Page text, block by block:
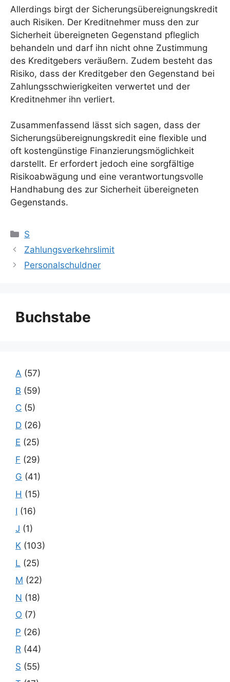
Allerdings birgt der Sicherungsübereignungskredit
auch Risiken. Der Kreditnehmer muss den zur
Sicherheit übereigneten Gegenstand pfleglich
behandeln und darf ihn nicht ohne Zustimmung
des Kreditgebers veräußern. Zudem besteht das
Risiko, dass der Kreditgeber den Gegenstand bei
Zahlungsschwierigkeiten verwertet und der
Kreditnehmer ihn verliert.
Zusammenfassend lässt sich sagen, dass der
Sicherungsübereignungskredit eine flexible und
oft kostengünstige Finanzierungsmöglichkeit
darstellt. Er erfordert jedoch eine sorgfältige
Risikoabwägung und eine verantwortungsvolle
Handhabung des zur Sicherheit übereigneten
Gegenstands.
Kategorien
S
Zahlungsverkehrslimit
Personalschuldner
Buchstabe
A (57)
B (59)
C (5)
D (26)
E (25)
F (29)
G (41)
H (15)
I (16)
J (1)
K (103)
L (25)
M (22)
N (18)
O (7)
P (26)
R (44)
S (55)